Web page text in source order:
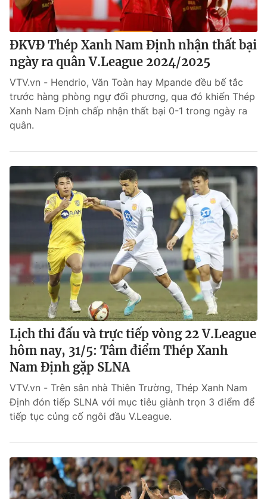
ĐKVĐ Thép Xanh Nam Định nhận thất bại
ngày ra quân V.League 2024/2025
VTV.vn - Hendrio, Văn Toàn hay Mpande đều bế tắc
trước hàng phòng ngự đối phương, qua đó khiến Thép
Xanh Nam Định chấp nhận thất bại 0-1 trong ngày ra
quân.
Lịch thi đấu và trực tiếp vòng 22 V.League
hôm nay, 31/5: Tâm điểm Thép Xanh
Nam Định gặp SLNA
VTV.vn - Trên sân nhà Thiên Trường, Thép Xanh Nam
Định đón tiếp SLNA với mục tiêu giành trọn 3 điểm để
tiếp tục củng cố ngôi đầu V.League.